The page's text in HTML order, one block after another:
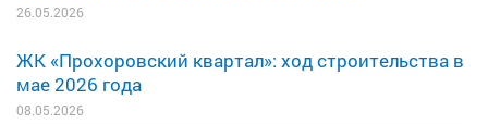
26.05.2026
ЖК «Прохоровский квартал»: ход строительства в
мае 2026 года
08.05.2026